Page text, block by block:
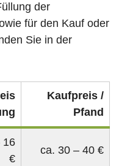
der
für den Kauf oder
Sie in der
Kaufpreis /
Pfand
16
€
ca. 30 – 40 €